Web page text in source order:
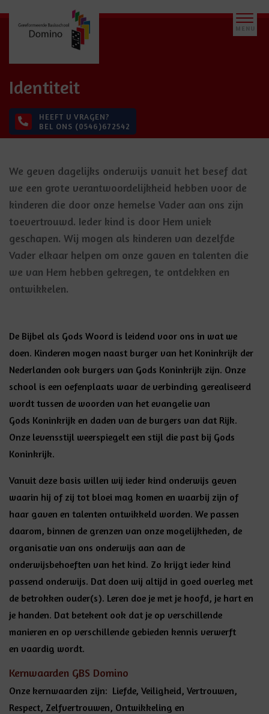
Identiteit
HEEFT U VRAGEN?
BEL ONS (0546)672542
We geven dagelijks onderwijs vanuit het besef dat
we een grote verantwoordelijkheid hebben voor de
kinderen die door onze hemelse Vader aan ons zijn
toevertrouwd. Ieder kind is door Hem uniek
geschapen. Wij mogen als kinderen van dezelfde
Vader elkaar helpen om onze gaven en talenten die
we van Hem hebben gekregen, te ontdekken en
ontwikkelen.
De Bijbel als Gods Woord is leidend voor ons in wat we
doen. Kinderen mogen naast burger van het Koninkrijk der
Nederlanden ook burgers van Gods Koninkrijk zijn. Onze
school is een oefenplaats waar de verbinding gerealiseerd
wordt tussen de woorden van het evangelie van
Gods Koninkrijk en daden van de burgers van dat Rijk.
Onze levensstijl weerspiegelt een stijl die past bij Gods
Koninkrijk.
Vanuit deze basis willen wij ieder kind onderwijs geven
waarin hij of zij tot bloei mag komen en waarbij zijn of
haar gaven en talenten ontwikkeld worden. We passen
daarom, binnen de grenzen van onze mogelijkheden, de
organisatie van ons onderwijs aan aan de
onderwijsbehoeften van het kind. Zo krijgt ieder kind
passend onderwijs. Dat doen wij altijd in goed overleg met
de betrokken ouder(s). Leren doe je met je hoofd, je hart en
je handen. Dat betekent ook dat je op verschillende
manieren en op verschillende gebieden kennis verwerft
en vaardig wordt.
Kernwaarden GBS Domino
Onze kernwaarden zijn: Liefde, Veiligheid, Vertrouwen,
Respect, Zelfvertrouwen, Ontwikkeling en